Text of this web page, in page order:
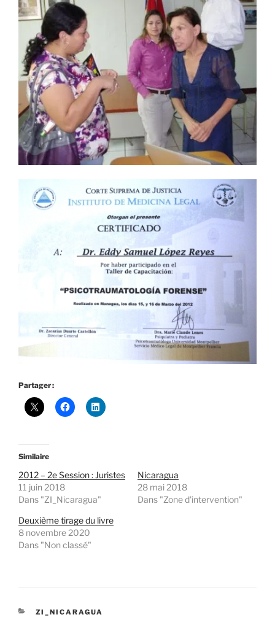
Partager :
Similaire
2012 – 2e Session : Juristes
11 juin 2018
Dans "ZI_Nicaragua"
Nicaragua
28 mai 2018
Dans "Zone d'intervention"
Deuxième tirage du livre
8 novembre 2020
Dans "Non classé"
CATÉGORIES
ZI_NICARAGUA